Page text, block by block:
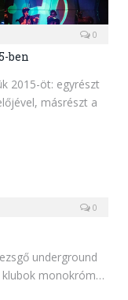
0
ben
2015-öt: egyrészt
másrészt a
0
underground
klubok monokróm…